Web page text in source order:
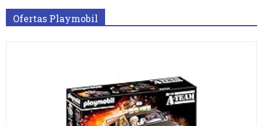
Ofertas Playmobil